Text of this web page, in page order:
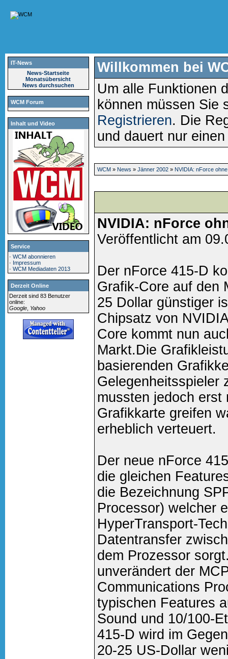
IT-News
News-Startseite
Monatsübersicht
News durchsuchen
WCM Forum
Inhalt und Video
Service
·WCM abonnieren
· Impressum
·WCM Mediadaten 2013
Derzeit Online
Derzeit sind 83 Benutzer
online:
Google Yahoo
Willkommen bei
Um alle Funktionen
können müssen Sie
Registrieren. Die
und dauert nur
WCM» News » Jänner 2002» NVIDIA: nForce
NVIDIA: nForce
Veröffentlicht am
Der nForce 415-D
Grafik-Core auf den
25 Dollar günstiger
Chipsatz von
Core kommt nun
Markt.Die
basierenden
Gelegenheitsspieler
mussten jedoch erst
Grafikkarte greifen
erheblich verteuert.
Der neue nForce
die gleichen
die Bezeichnung
Processor) welcher
HyperTransport-
Datentransfer
dem Prozessor
unverändert der
Communications
typischen Features
Sound und 10/100-
415-D wird im
20-25 US-Dollar